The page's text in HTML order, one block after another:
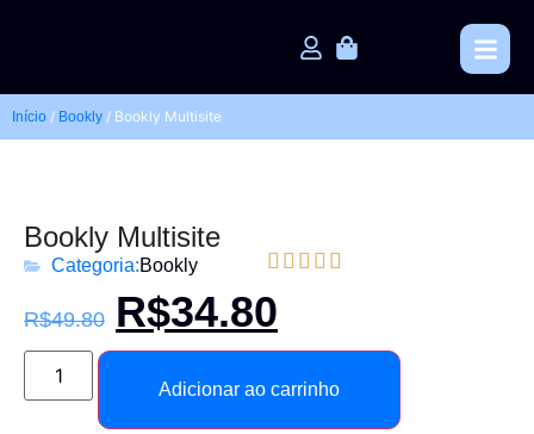
Início / Bookly / Bookly Multisite
Bookly Multisite
Categoria:Bookly     
R$49.80 R$34.80
Adicionar ao carrinho